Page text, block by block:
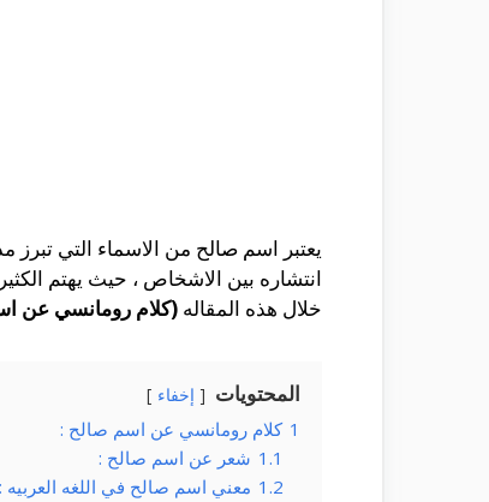
يعتبر اسم صالح من الاسماء التي تبرز
انتشاره بين الاشخاص ، حيث يهتم
خلال هذه المقاله (كلام رومانسي عن
المحتويات إخفاء
1 كلام رومانسي عن اسم صالح :
1.1 شعر عن اسم صالح :
1.2 معني اسم صالح في اللغه العربيه :